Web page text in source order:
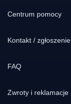
Centrum pomocy
Kontakt / zgłoszenie
FAQ
Zwroty i reklamacje